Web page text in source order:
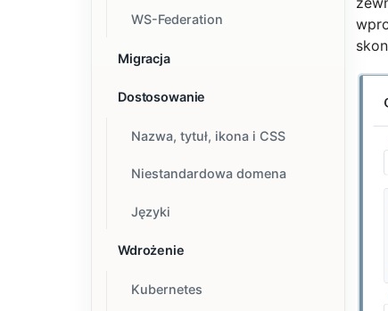
WS-Federation
Migracja
Dostosowanie
Nazwa, tytuł, ikona i CSS
Niestandardowa domena
Języki
Wdrożenie
Kubernetes